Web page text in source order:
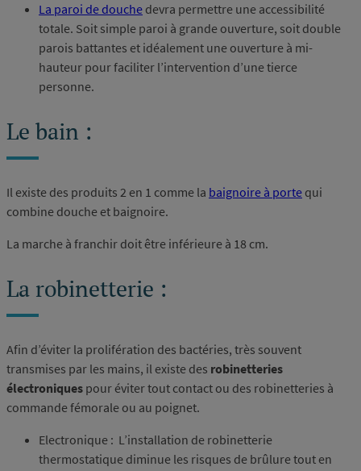
La paroi de douche devra permettre une accessibilité
totale. Soit simple paroi à grande ouverture, soit double
parois battantes et idéalement une ouverture à mi-
hauteur pour faciliter l’intervention d’une tierce
personne.
Le bain :
Il existe des produits 2 en 1 comme la baignoire à porte qui
combine douche et baignoire.
La marche à franchir doit être inférieure à 18 cm.
La robinetterie :
Afin d’éviter la prolifération des bactéries, très souvent
transmises par les mains, il existe des robinetteries
électroniques pour éviter tout contact ou des robinetteries à
commande fémorale ou au poignet.
Electronique : L’installation de robinetterie
thermostatique diminue les risques de brûlure tout en